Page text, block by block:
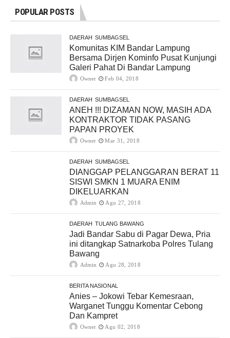
POPULAR POSTS
DAERAH SUMBAGSEL
Komunitas KIM Bandar Lampung
Bersama Dirjen Kominfo Pusat Kunjungi
Galeri Pahat Di Bandar Lampung
Owner Feb 04, 2018
DAERAH SUMBAGSEL
ANEH !!! DIZAMAN NOW, MASIH ADA
KONTRAKTOR TIDAK PASANG
PAPAN PROYEK
Owner Mar 31, 2018
DAERAH SUMBAGSEL
DIANGGAP PELANGGARAN BERAT 11
SISWI SMKN 1 MUARA ENIM
DIKELUARKAN
Admin Agu 27, 2018
DAERAH TULANG BAWANG
Jadi Bandar Sabu di Pagar Dewa, Pria
ini ditangkap Satnarkoba Polres Tulang
Bawang
Admin Agu 28, 2018
BERITA NASIONAL
Anies – Jokowi Tebar Kemesraan,
Warganet Tunggu Komentar Cebong
Dan Kampret
Owner Agu 02, 2018